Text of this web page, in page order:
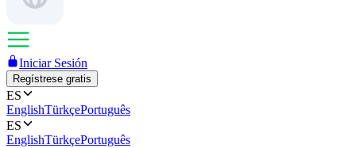
Iniciar Sesión
Regístrese gratis
ES
EnglishTürkçePortuguês
ES
EnglishTürkçePortuguês